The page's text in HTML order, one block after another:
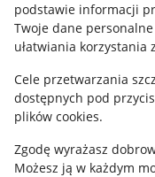
podstawie informacji
Twoje dane
ułatwiania korzystania
Cele przetwarzania
dostępnych pod
plików cookies.
Zgodę wyrażasz
Możesz ją w każdym
Polityka plików
Ustawienia plików
Udostępnianie
Informacje dla Aktu o
Pobierz aplikację